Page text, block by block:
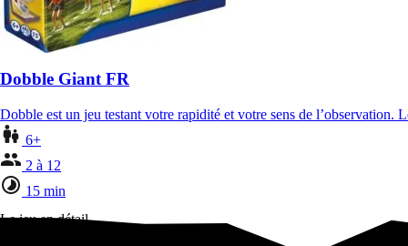
Dobble Giant FR
Dobble est un jeu testant votre rapidité et votre sens de l’observation.
6+
2 à 12
15 min
Le jeu en détail